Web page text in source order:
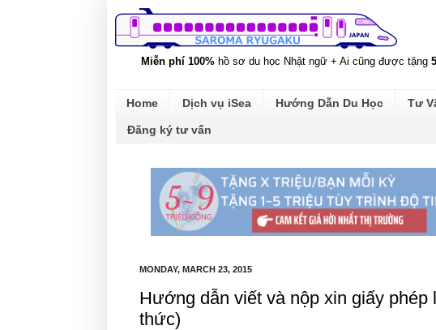
Miễn phí 100% hồ sơ du học Nhật ngữ + Ai cũng được tặng
Home Dịch vụ iSea Hướng Dẫn Du Học Tư
Đăng ký tư vấn
MONDAY, MARCH 23, 2015
Hướng dẫn viết và nộp xin giấy phép
thức)